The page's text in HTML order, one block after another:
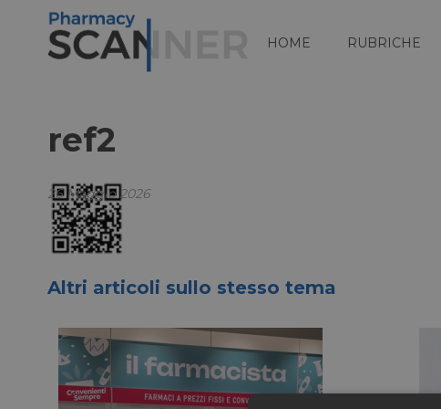
HOME RUBRICHE
ref2
26 Maggio 2026
Altri articoli sullo stesso tema